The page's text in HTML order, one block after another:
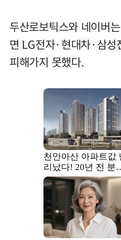
두산로보틱스와 네이버
면 LG전자·현대차·삼
피해가지 못했다.